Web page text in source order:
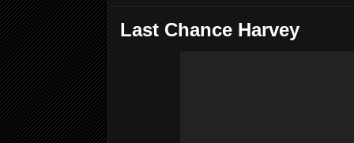
Last Chance Harvey